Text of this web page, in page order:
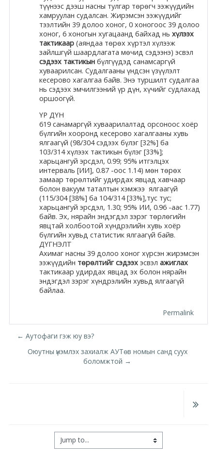
Moodle
Docs
Moodle.com
түүнээс дээш насны тулгар төрөгч ээжүүдийн
хамруулан судалсан. Жирэмсэн ээжүүдийг
тээлтийн 39 долоо хоног, 0 хоногоос 39 долоо
хоног, 6 хоногын хугацаанд байхад нь хүлээх
тактикаар(аяндаа төрөх хүртэл хүлээж
зайлшгүй шаардлагата мөчид сэдээнэ) эсвэл
сэдээх тактикынбүлгүүдэд санамсаргүй
хуваарилсан. Судалгааны үндсэн үзүүлэлт
кесерово хагалгаа байв. Энэ туршилт судалгаа
нь сэдээх эмчилгээний үр дүн, хүчийг судлахад
оршоогүй.
ҮР ДҮН
619 санамаргүй хуваарилалтад орсоноос хоёр
бүлгийн хооронд кесерово хагалгааны хувь
ялгаагүй (98/304 сэдээх бүлэг [32%] ба
103/314 хүлээх тактикын бүлэг [33%];
харьцангуй эрсдэл, 0.99; 95% итгэлцэх
интерваль [ИИ], 0.87 -оос 1.14) мөн төрөх
замаар төрөлтийг удирдах явцад хавчаар
болон вакуум таталтын хэмжээ ялгаагүй
(115/304 [38%] ба 104/314 [33%],тус тус;
харьцангуй эрсдэл, 1.30; 95% ИИ, 0.96 -аас 1.77)
байв. Эх, нярайн эндэгдэл зэрэг төрлөгийн
явцтай холбоотой хүндрэлийн хувь хоёр
бүлгийн хувьд статистик ялгаагүй байв.
ДҮГНЭЛТ
Ахимаг насны 39 долоо хоног хүрсэн жирэмсэн
ээжүүдийн төрөлтийг сэдээхэсвэл ажиглах
тактикаар удирдах явцад эх болон нярайн
эндэгдэл зэрэг хүндрэлийн хувьд ялгаагүй
байлаа.
Permalink
← Аутофаги гэж юу вэ?
Оюутны үнэмлэх захиалж АУТөв номын санд суух
боломжтой →
Jump to...